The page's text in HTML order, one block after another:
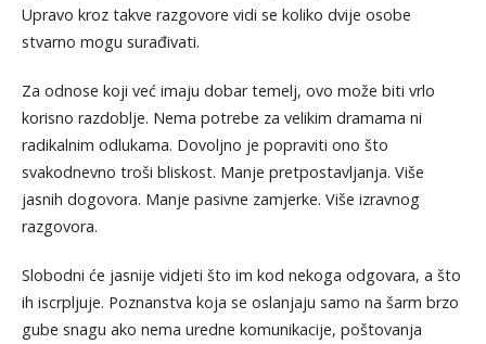
Upravo kroz takve razgovore vidi se koliko dvije osobe
stvarno mogu surađivati.
Za odnose koji već imaju dobar temelj, ovo može biti vrlo
korisno razdoblje. Nema potrebe za velikim dramama ni
radikalnim odlukama. Dovoljno je popraviti ono što
svakodnevno troši bliskost. Manje pretpostavljanja. Više
jasnih dogovora. Manje pasivne zamjerke. Više izravnog
razgovora.
Slobodni će jasnije vidjeti što im kod nekoga odgovara, a što
ih iscrpljuje. Poznanstva koja se oslanjaju samo na šarm brzo
gube snagu ako nema uredne komunikacije, poštovanja